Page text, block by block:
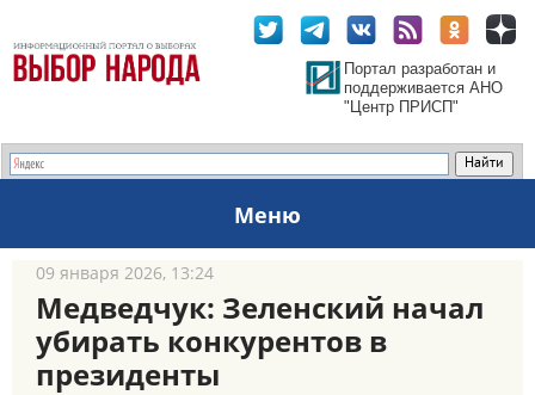
Портал разработан и
поддерживается АНО
"Центр ПРИСП"
Меню
09 января 2026, 13:24
Медведчук: Зеленский начал
убирать конкурентов в
президенты